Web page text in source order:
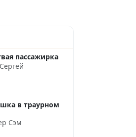
пассажирка
в траурном
Сэм